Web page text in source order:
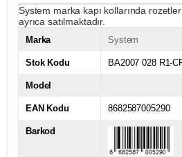
System marka kapı kollarında
ayrıca satılmaktadır.
Marka System
Stok Kodu BA2007 028 R1-
Model
EAN Kodu 8682587005290
Barkod